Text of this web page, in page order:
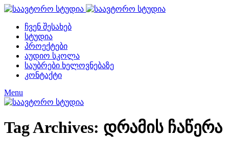
ჩვენ შესახებ
სტუდია
პროექტები
აუდიო სკოლა
საუბრები ხელოვნებაზე
კონტაქტი
Menu
Tag Archives: დრამის ჩაწერა